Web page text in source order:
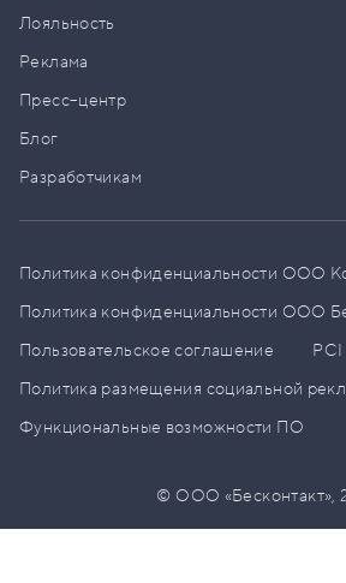
Лояльность
Реклама
Пресс–центр
Блог
Разработчикам
Политика конфиденциальности ООО
Политика конфиденциальности ООО
Пользовательское соглашение
PCI
Политика размещения социальной
Функциональные возможности ПО
© ООО «Бесконтакт»,